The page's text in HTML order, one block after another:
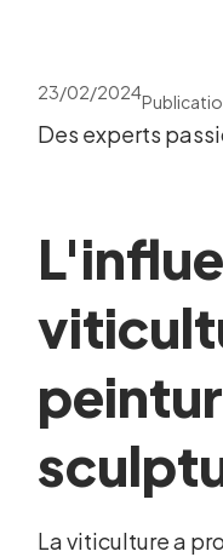
23/02/2024
Des experts
La viticulture a